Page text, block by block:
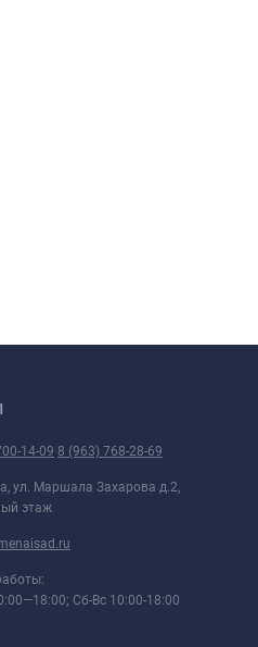
14-09 8 (963) 768-28-69
ул. Маршала Захарова д.2,
этаж
Сб-Вс 10:00-18:00